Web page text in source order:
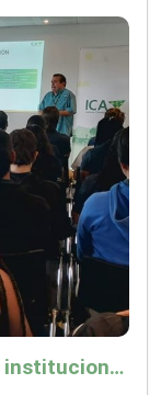
ICA Risaralda acercó su oferta institucional a productores y emprendedores en Expocamello